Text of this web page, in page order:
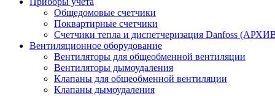
Общедомовые счетчики
Поквартирные счетчики
Счетчики тепла и диспетчеризация Danfoss
Вентиляционное оборудование
Вентиляторы для общеобменной вентиляции
Вентиляторы дымоудаления
Клапаны для общеобменной вентиляции
Клапаны дымоудаления